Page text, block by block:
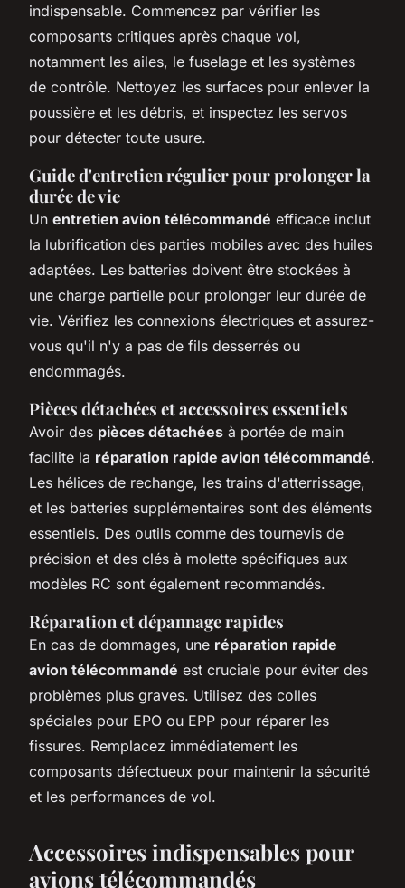
indispensable. Commencez par vérifier les
composants critiques après chaque vol,
notamment les ailes, le fuselage et les systèmes
de contrôle. Nettoyez les surfaces pour enlever la
poussière et les débris, et inspectez les servos
pour détecter toute usure.
Guide d'entretien régulier pour prolonger la
durée de vie
Un entretien avion télécommandé efficace inclut
la lubrification des parties mobiles avec des huiles
adaptées. Les batteries doivent être stockées à
une charge partielle pour prolonger leur durée de
vie. Vérifiez les connexions électriques et assurez-
vous qu'il n'y a pas de fils desserrés ou
endommagés.
Pièces détachées et accessoires essentiels
Avoir des pièces détachées à portée de main
facilite la réparation rapide avion télécommandé.
Les hélices de rechange, les trains d'atterrissage,
et les batteries supplémentaires sont des éléments
essentiels. Des outils comme des tournevis de
précision et des clés à molette spécifiques aux
modèles RC sont également recommandés.
Réparation et dépannage rapides
En cas de dommages, une réparation rapide
avion télécommandé est cruciale pour éviter des
problèmes plus graves. Utilisez des colles
spéciales pour EPO ou EPP pour réparer les
fissures. Remplacez immédiatement les
composants défectueux pour maintenir la sécurité
et les performances de vol.
Accessoires indispensables pour
avions télécommandés